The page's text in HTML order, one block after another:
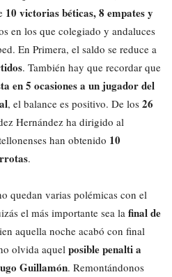
10 victorias béticas, 8 empates y
en los que colegiado y andaluces
En Primera, el saldo se reduce a
. También hay que recordar que
en 5 ocasiones a un jugador del
, el balance es positivo. De los 26
Hernández ha dirigido al
han obtenido 10
.
quedan varias polémicas con el
el más importante sea la final de
aquella noche acabó con final
olvida aquel posible penalti a
Guillamón. Remontándonos